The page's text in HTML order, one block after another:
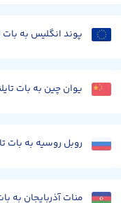
پوند انگلیس به بات
یوان چین به بات
روبل روسیه به بات
منات آذربایجان به